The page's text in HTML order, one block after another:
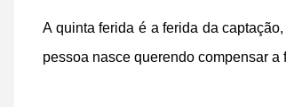
A quinta ferida é a ferida da
pessoa nasce querendo compensar